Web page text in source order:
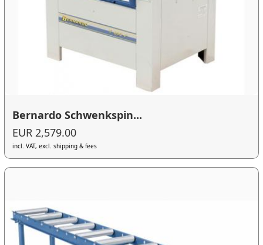
Bernardo Schwenkspin...
EUR 2,579.00
incl. VAT, excl. shipping & fees